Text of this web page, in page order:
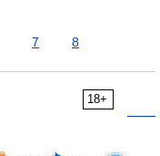
7 8
18+